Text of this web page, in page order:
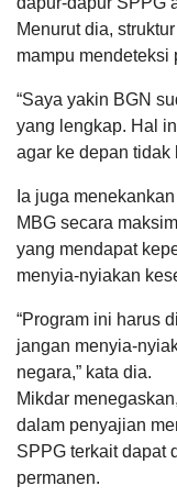
Menurut dia,
mampu mendeteksi
“Saya yakin BGN
yang lengkap. Hal
agar ke depan tidak
Ia juga
MBG secara
yang mendapat
menyia-nyiakan
“Program ini harus
jangan menyia-
negara,” kata dia.
Mikdar
dalam penyajian
SPPG terkait dapat
permanen.